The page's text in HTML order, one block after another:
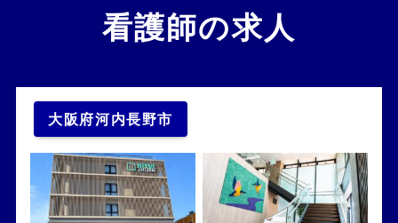
看護師の求人
大阪府河内長野市